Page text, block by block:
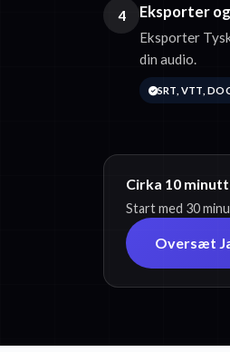
4 Eksporter
Eksporter
din audio.
SRT, VTT,
Cirka 10
Start med 30
Oversæt